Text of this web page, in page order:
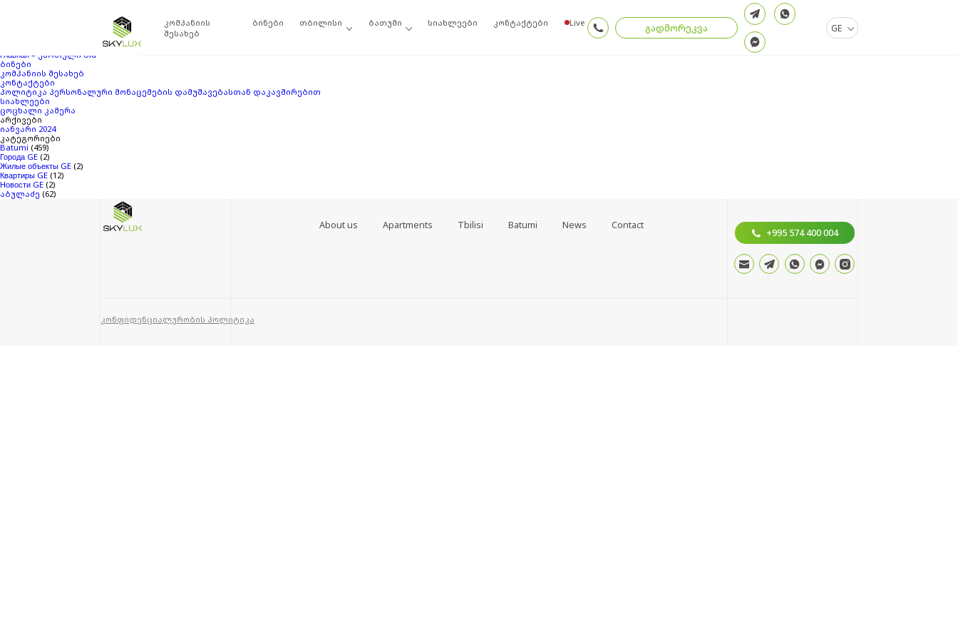
კომპანიის
შესახებ
ბინები თბილისი ბათუმი სიახლეები კონტაქტები Live გადმორეკვა GE
ბლოგის არქივში‘15786320’
. თუ ვერაფერი ვერ მოიძიეთ ძებნის შედეგებში, შეგიძლიათ სცადოთ ამ ბმულთაგან ერთ-ერთი.
Главная – ქართული old
ბინები
კომპანიის შესახებ
კონტაქტები
პოლიტიკა პერსონალური მონაცემების დამუშავებასთან დაკავშირებით
სიახლეები
ცოცხალი კამერა
არქივები
იანვარი 2024
კატეგორიები
Batumi (459)
Города GE (2)
Жилые объекты GE (2)
Квартиры GE (12)
Новости GE (2)
აბულაძე (62)
About us Apartments Tbilisi Batumi News Contact
+995 574 400 004
კონფიდენციალურობის პოლიტიკა